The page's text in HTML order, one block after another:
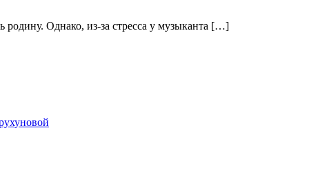
Однако, из-за стресса у музыканта […]